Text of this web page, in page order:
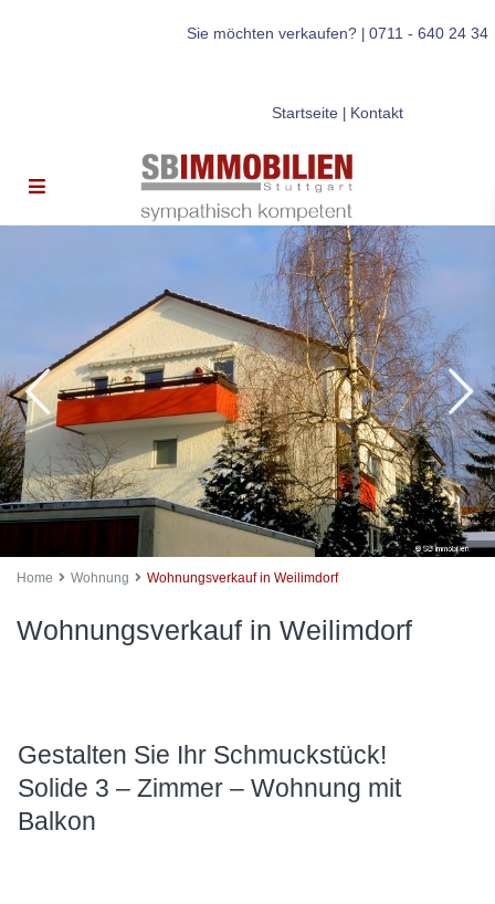
Sie möchten verkaufen?| 0711 - 640 24 34
Startseite| Kontakt
Home Wohnung Wohnungsverkauf in Weilimdorf
Wohnungsverkauf in Weilimdorf
Gestalten Sie Ihr Schmuckstück!
Solide 3 – Zimmer – Wohnung mit
Balkon